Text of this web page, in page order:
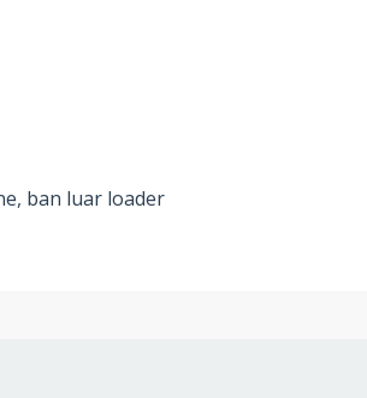
, ban luar loader